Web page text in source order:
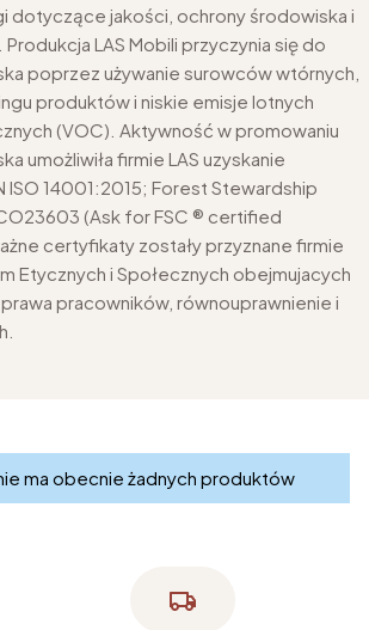
dotyczące jakości, ochrony środowiska i
LAS Mobili przyczynia się do
poprzez używanie surowców wtórnych,
produktów i niskie emisje lotnych
(VOC). Aktywność w promowaniu
umożliwiła firmie LAS uzyskanie
ISO 14001:2015; Forest Stewardship
(Ask for FSC ® certified
certyfikaty zostały przyznane firmie
Etycznych i Społecznych obejmujacych
pracowników, równouprawnienie i
ma obecnie żadnych produktów